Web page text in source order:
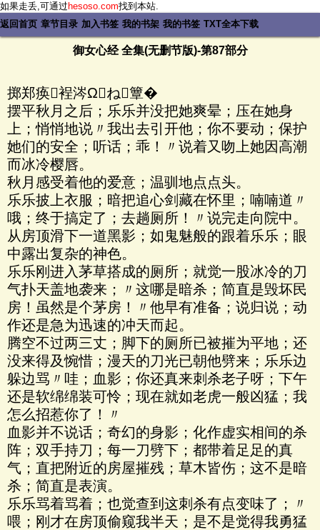
如果走丢,可通过hesoso.com找到本站.
返回首页 章节目录 加入书签 我的书架 我的书签 TXT全本下载
御女心经 全集(无删节版)-第87部分
掷郑痪裎涔Ωね簟�
摆平秋月之后；乐乐并没把她爽晕；压在她身
上；悄悄地说〃我出去引开他；你不要动；保护
她们的安全；听话；乖！〃说着又吻上她因高潮
而冰冷樱唇。
秋月感受着他的爱意；温驯地点点头。
乐乐披上衣服；暗把追心剑藏在怀里；喃喃道〃
哦；终于搞定了；去趟厕所！〃说完走向院中。
从房顶滑下一道黑影；如鬼魅般的跟着乐乐；眼
中露出复杂的神色。
乐乐刚进入茅草搭成的厕所；就觉一股冰冷的刀
气扑天盖地袭来；〃这哪是暗杀；简直是毁坏民
房！虽然是个茅房！〃他早有准备；说归说；动
作还是急为迅速的冲天而起。
腾空不过两三丈；脚下的厕所已被摧为平地；还
没来得及惋惜；漫天的刀光已朝他劈来；乐乐边
躲边骂〃哇；血影；你还真来刺杀老子呀；下午
还是软绵绵装可怜；现在就如老虎一般凶猛；我
怎么招惹你了！〃
血影并不说话；奇幻的身影；化作虚实相间的杀
阵；双手持刀；每一刀劈下；都带着足足的真
气；直把附近的房屋摧残；草木皆伤；这不是暗
杀；简直是表演。
乐乐骂着骂着；也觉查到这刺杀有点变味了；〃
喂；刚才在房顶偷窥我半天；是不是觉得我勇猛